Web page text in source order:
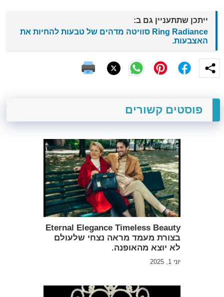
ייתכן שתתעניין גם ב:
Ring Radiance סוויטה מדהים של טבעות להחיות את
האצבעות.
פוסטים קשורים
Eternal Elegance Timeless Beauty
בצורת מעמד מראה נצחי שלעולם
לא יוצא מהאופנה.
יוני 1, 2025